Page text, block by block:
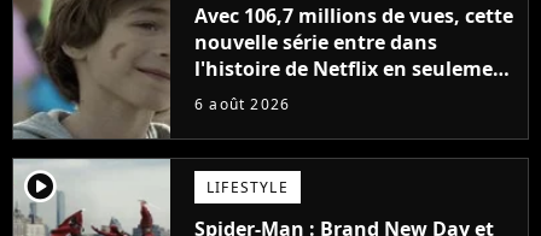
Avec 106,7 millions de vues, cette
nouvelle série entre dans
l'histoire de Netflix en seulement
48 jours
6 août 2026
player2 LIFESTYLE
Spider-Man : Brand New Day et